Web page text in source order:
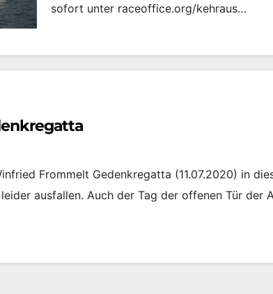
sofort unter raceoffice.org/kehraus…
Frommelt Gedenkregatta (11.07.2020) in
ausfallen. Auch der Tag der offenen Tür der